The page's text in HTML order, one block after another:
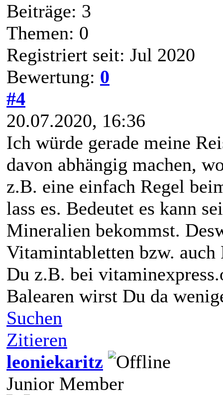
Beiträge: 3
Themen: 0
Registriert seit: Jul 2020
Bewertung: 0
#4
20.07.2020, 16:36
Ich würde gerade meine
davon abhängig machen,
z.B. eine einfach Regel
lass es. Bedeutet es kann
Mineralien bekommst.
Vitamintabletten bzw.
Du z.B. bei
Balearen wirst Du da
Suchen
Zitieren
leoniekaritz
Junior Member